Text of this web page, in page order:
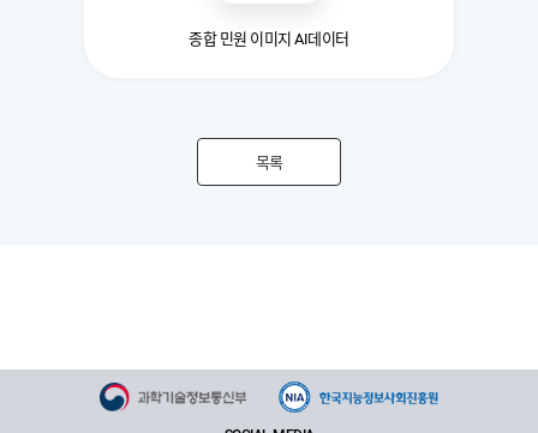
종합 민원 이미지 AI데이터
목록